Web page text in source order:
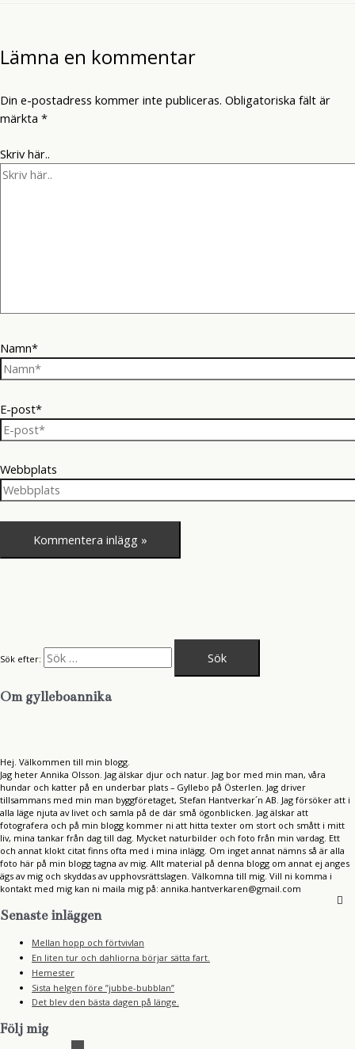
Lämna en kommentar
Din e-postadress kommer inte publiceras. Obligatoriska fält är
märkta *
Skriv här..
Namn*
E-post*
Webbplats
Sök efter:
Om gylleboannika
Hej. Välkommen till min blogg.
Jag heter Annika Olsson. Jag älskar djur och natur. Jag bor med min man, våra
hundar och katter på en underbar plats – Gyllebo på Österlen. Jag driver
tillsammans med min man byggföretaget, Stefan Hantverkar´n AB. Jag försöker att i
alla läge njuta av livet och samla på de där små ögonblicken. Jag älskar att
fotografera och på min blogg kommer ni att hitta texter om stort och smått i mitt
liv, mina tankar från dag till dag. Mycket naturbilder och foto från min vardag. Ett
och annat klokt citat finns ofta med i mina inlägg. Om inget annat nämns så är alla
foto här på min blogg tagna av mig. Allt material på denna blogg om annat ej anges
ägs av mig och skyddas av upphovsrättslagen. Välkomna till mig. Vill ni komma i
kontakt med mig kan ni maila mig på: annika.hantverkaren@gmail.com
Senaste inläggen
Mellan hopp och förtvivlan
En liten tur och dahliorna börjar sätta fart.
Hemester
Sista helgen före ”jubbe-bubblan”
Det blev den bästa dagen på länge.
Följ mig